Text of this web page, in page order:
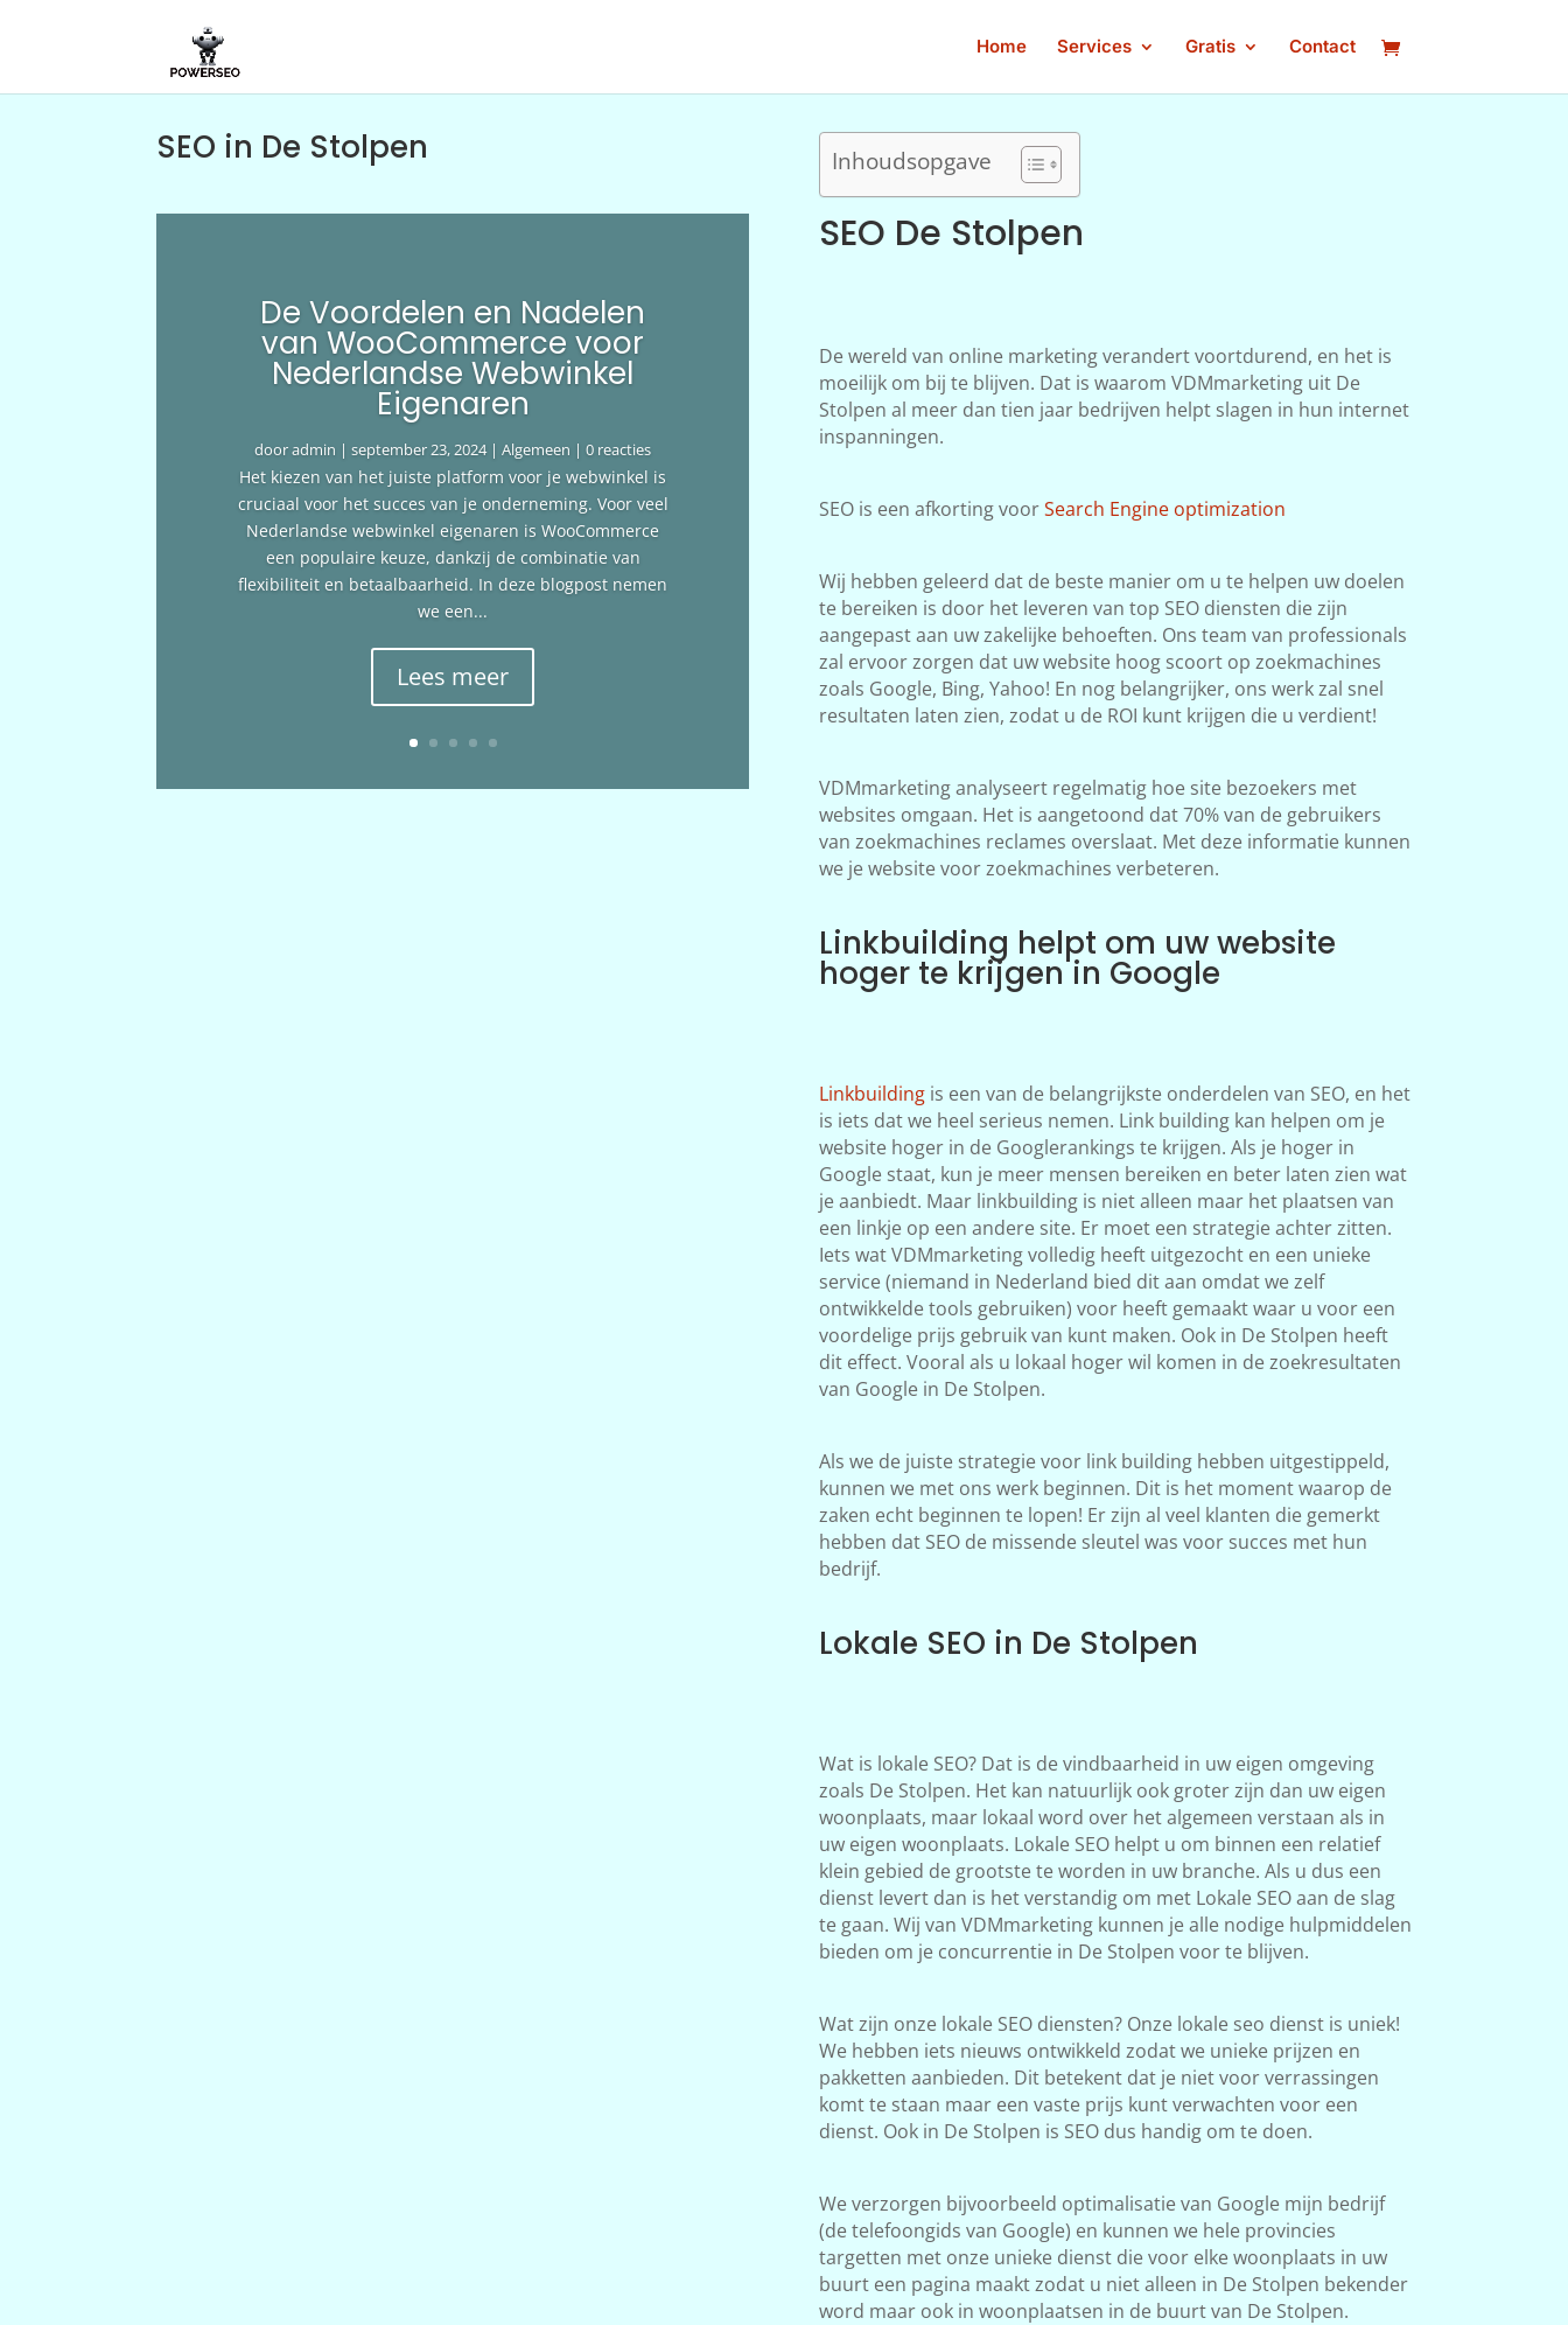
Home Services Gratis Contact
SEO in De Stolpen
De Voordelen en Nadelen
van WooCommerce voor
Nederlandse Webwinkel
Eigenaren
dooradmin |september 23, 2024|Algemeen | 0 reacties
Het kiezen van het juiste platform voor je webwinkel is
cruciaal voor het succes van je onderneming. Voor veel
Nederlandse webwinkel eigenaren is WooCommerce
een populaire keuze, dankzij de combinatie van
flexibiliteit en betaalbaarheid. In deze blogpost nemen
we een...
Lees meer
Inhoudsopgave
SEO De Stolpen
De wereld van online marketing verandert voortdurend, en het is
moeilijk om bij te blijven. Dat is waarom VDMmarketing uit De
Stolpen al meer dan tien jaar bedrijven helpt slagen in hun internet
inspanningen.
SEO is een afkorting voorSearch Engine optimization
Wij hebben geleerd dat de beste manier om u te helpen uw doelen
te bereiken is door het leveren van top SEO diensten die zijn
aangepast aan uw zakelijke behoeften. Ons team van professionals
zal ervoor zorgen dat uw website hoog scoort op zoekmachines
zoals Google, Bing, Yahoo! En nog belangrijker, ons werk zal snel
resultaten laten zien, zodat u de ROI kunt krijgen die u verdient!
VDMmarketing analyseert regelmatig hoe site bezoekers met
websites omgaan. Het is aangetoond dat 70% van de gebruikers
van zoekmachines reclames overslaat. Met deze informatie kunnen
we je website voor zoekmachines verbeteren.
Linkbuilding helpt om uw website
hoger te krijgen in Google
Linkbuildingis een van de belangrijkste onderdelen van SEO, en het
is iets dat we heel serieus nemen. Link building kan helpen om je
website hoger in de Googlerankings te krijgen. Als je hoger in
Google staat, kun je meer mensen bereiken en beter laten zien wat
je aanbiedt. Maar linkbuilding is niet alleen maar het plaatsen van
een linkje op een andere site. Er moet een strategie achter zitten.
Iets wat VDMmarketing volledig heeft uitgezocht en een unieke
service (niemand in Nederland bied dit aan omdat we zelf
ontwikkelde tools gebruiken) voor heeft gemaakt waar u voor een
voordelige prijs gebruik van kunt maken. Ook in De Stolpen heeft
dit effect. Vooral als u lokaal hoger wil komen in de zoekresultaten
van Google in De Stolpen.
Als we de juiste strategie voor link building hebben uitgestippeld,
kunnen we met ons werk beginnen. Dit is het moment waarop de
zaken echt beginnen te lopen! Er zijn al veel klanten die gemerkt
hebben dat SEO de missende sleutel was voor succes met hun
bedrijf.
Lokale SEO in De Stolpen
Wat is lokale SEO? Dat is de vindbaarheid in uw eigen omgeving
zoals De Stolpen. Het kan natuurlijk ook groter zijn dan uw eigen
woonplaats, maar lokaal word over het algemeen verstaan als in
uw eigen woonplaats. Lokale SEO helpt u om binnen een relatief
klein gebied de grootste te worden in uw branche. Als u dus een
dienst levert dan is het verstandig om met Lokale SEO aan de slag
te gaan. Wij van VDMmarketing kunnen je alle nodige hulpmiddelen
bieden om je concurrentie in De Stolpen voor te blijven.
Wat zijn onze lokale SEO diensten? Onze lokale seo dienst is uniek!
We hebben iets nieuws ontwikkeld zodat we unieke prijzen en
pakketten aanbieden. Dit betekent dat je niet voor verrassingen
komt te staan maar een vaste prijs kunt verwachten voor een
dienst. Ook in De Stolpen is SEO dus handig om te doen.
We verzorgen bijvoorbeeld optimalisatie van Google mijn bedrijf
(de telefoongids van Google) en kunnen we hele provincies
targetten met onze unieke dienst die voor elke woonplaats in uw
buurt een pagina maakt zodat u niet alleen in De Stolpen bekender
word maar ook in woonplaatsen in de buurt van De Stolpen.